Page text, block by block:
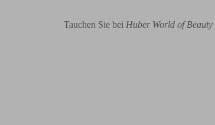
Tauchen Sie bei Huber World of Beauty